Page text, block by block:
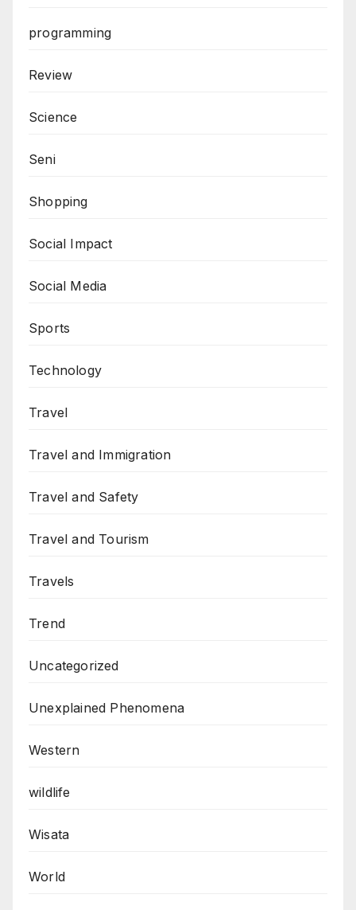
programming
Review
Science
Seni
Shopping
Social Impact
Social Media
Sports
Technology
Travel
Travel and Immigration
Travel and Safety
Travel and Tourism
Travels
Trend
Uncategorized
Unexplained Phenomena
Western
wildlife
Wisata
World